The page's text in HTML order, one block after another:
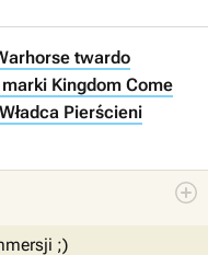
twardo
Kingdom Come
Pierścieni
;)